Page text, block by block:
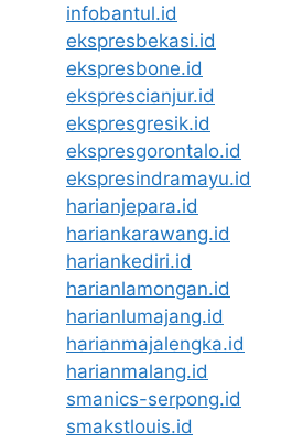
infobantul.id
ekspresbekasi.id
ekspresbone.id
eksprescianjur.id
ekspresgresik.id
ekspresgorontalo.id
ekspresindramayu.id
harianjepara.id
hariankarawang.id
hariankediri.id
harianlamongan.id
harianlumajang.id
harianmajalengka.id
harianmalang.id
smanics-serpong.id
smakstlouis.id